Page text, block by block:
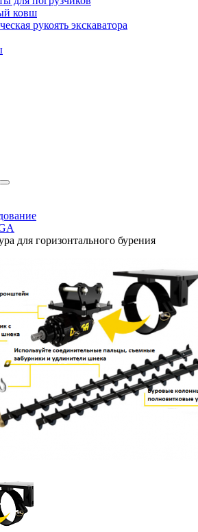
ковш
рукоять экскаватора
для горизонтального бурения